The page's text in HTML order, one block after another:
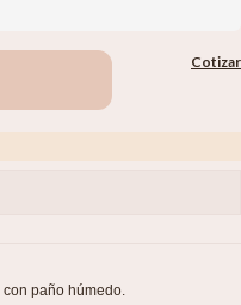
Cotizar
paño húmedo.